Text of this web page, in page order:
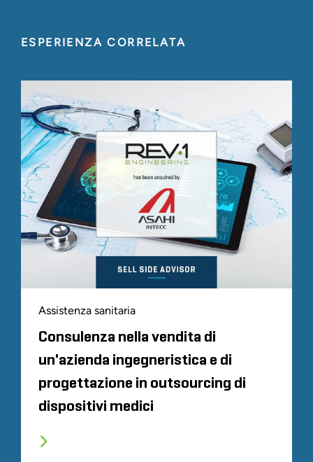
ESPERIENZA CORRELATA
Assistenza sanitaria
Consulenza nella vendita di
un'azienda ingegneristica e di
progettazione in outsourcing di
dispositivi medici